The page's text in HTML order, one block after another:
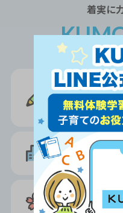
着実に
学習習慣と
身につく
学校の授業
将来の受験